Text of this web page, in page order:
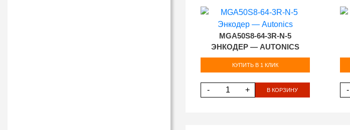
MGA50S8-64-3R-N-5
ЭНКОДЕР — AUTONICS
КУПИТЬ В 1 КЛИК
- + В КОРЗИНУ -